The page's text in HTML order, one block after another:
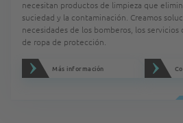
necesitan productos de limpieza que
suciedad y la contaminación. Creamos
necesidades de los bomberos, los
de ropa de protección.
Más información